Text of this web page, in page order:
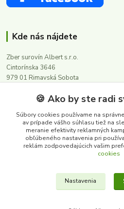
Kde nás nájdete
Zber surovín Albert s.r.o.
Cintorínska 3646
979 01 Rimavská Sobota
Kontakty
0911 502 504
(Po-Pia, 8-16 hod.)
🍪 Ako by ste radi
Súbory cookies používame na
av prípade vášho súhlasu tiež na
meranie efektivity reklamných
obľúbeného nastavenia pri
reklám zodpovedajúcich vašim
cookies
Nastavenia